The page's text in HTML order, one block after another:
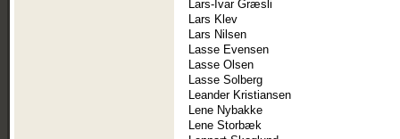
Lars-Ivar Græsli
Lars Klev
Lars Nilsen
Lasse Evensen
Lasse Olsen
Lasse Solberg
Leander Kristiansen
Lene Nybakke
Lene Storbæk